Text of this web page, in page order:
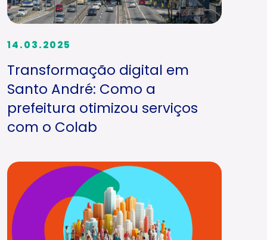
14.03.2025
Transformação digital em
Santo André: Como a
prefeitura otimizou serviços
com o Colab